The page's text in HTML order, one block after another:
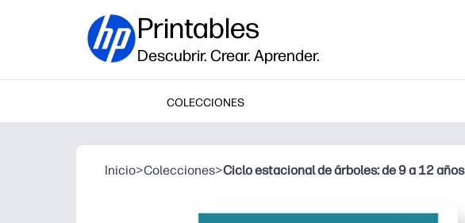
Printables
Descubrir. Crear. Aprender.
COLECCIONES
Inicio>Colecciones>Ciclo estacional de árboles: de 9 a 12 años